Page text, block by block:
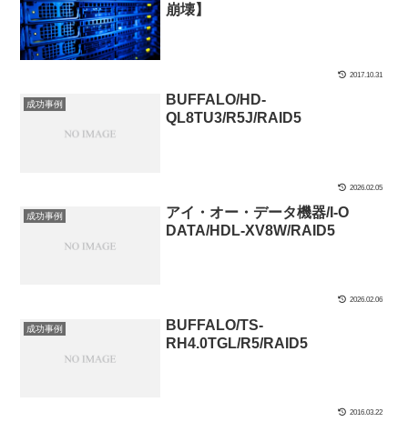
崩壊】
2017.10.31
成功事例
BUFFALO/HD-
QL8TU3/R5J/RAID5
2026.02.05
成功事例
アイ・オー・データ機器/I-O
DATA/HDL-XV8W/RAID5
2026.02.06
成功事例
BUFFALO/TS-
RH4.0TGL/R5/RAID5
2016.03.22